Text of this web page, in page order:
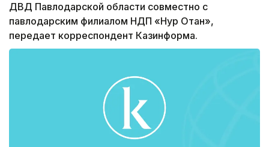
ДВД Павлодарской области совместно с
павлодарским филиалом НДП «Нур Отан»,
передает корреспондент Казинформа.